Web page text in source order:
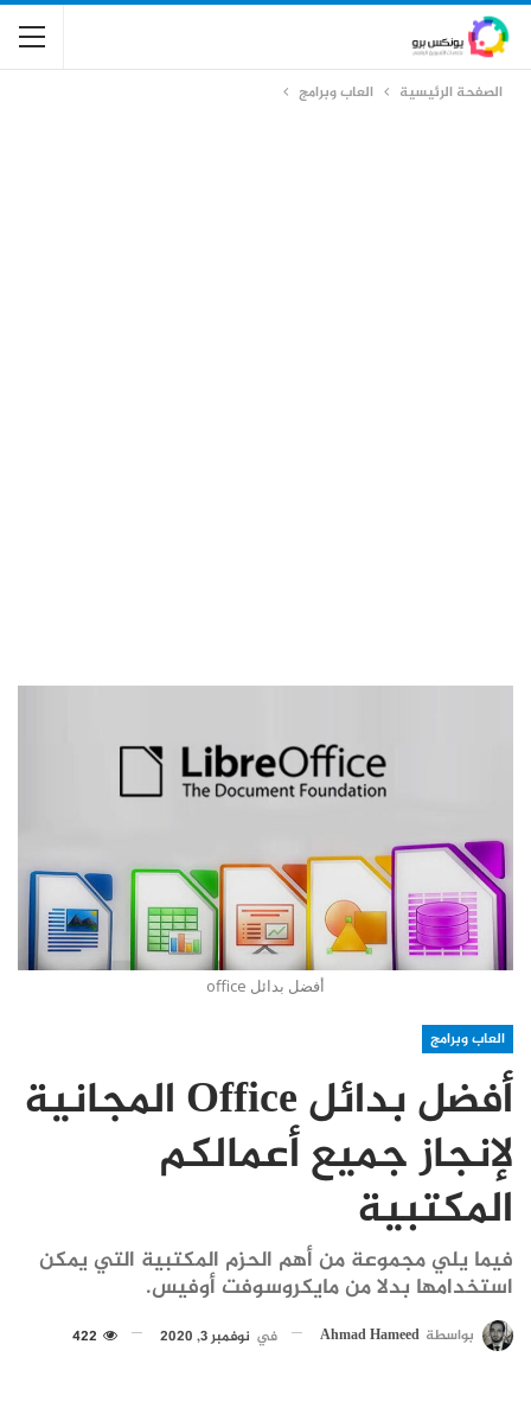
الصفحة الرئيسية العاب وبرامج
أفضل بدائل office
العاب وبرامج
أفضل بدائل Office المجانية
لإنجاز جميع أعمالكم
المكتبية
فيما يلي مجموعة من أهم الحزم المكتبية التي يمكن
استخدامها بدلا من مايكروسوفت أوفيس.
بواسطة Ahmad Hameed في نوفمبر 3, 2020